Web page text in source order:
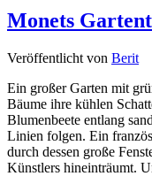
Monets
Veröffentlicht von Berit
Ein großer Garten mit
Bäume ihre kühlen
Blumenbeete entlang
Linien folgen. Ein
durch dessen große
Künstlers hineinträumt.